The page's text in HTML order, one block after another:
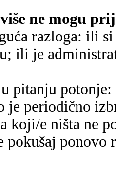
više ne mogu
razloga: ili
ili je
pitanju potonje:
je periodično
koji/e ništa ne
pokušaj ponovo